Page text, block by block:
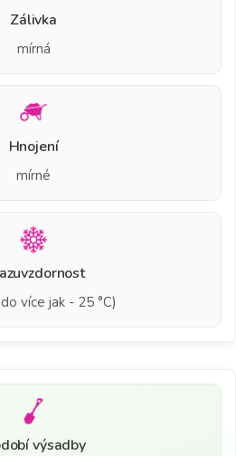
Zálivka
mírná
Hnojení
mírné
více jak - 25 °C)
výsadby